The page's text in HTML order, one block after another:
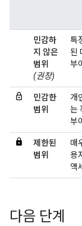
민감하
지 않은
범위
(권장)
특
된
부
민감한
범위
개
는
부
제한된
범위
매
용
액
다음 단계